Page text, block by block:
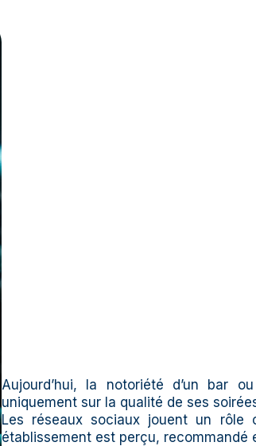
Aujourd’hui, la notoriété d’un bar
uniquement sur la qualité de ses
Les réseaux sociaux jouent un rôle
établissement est perçu, recommandé